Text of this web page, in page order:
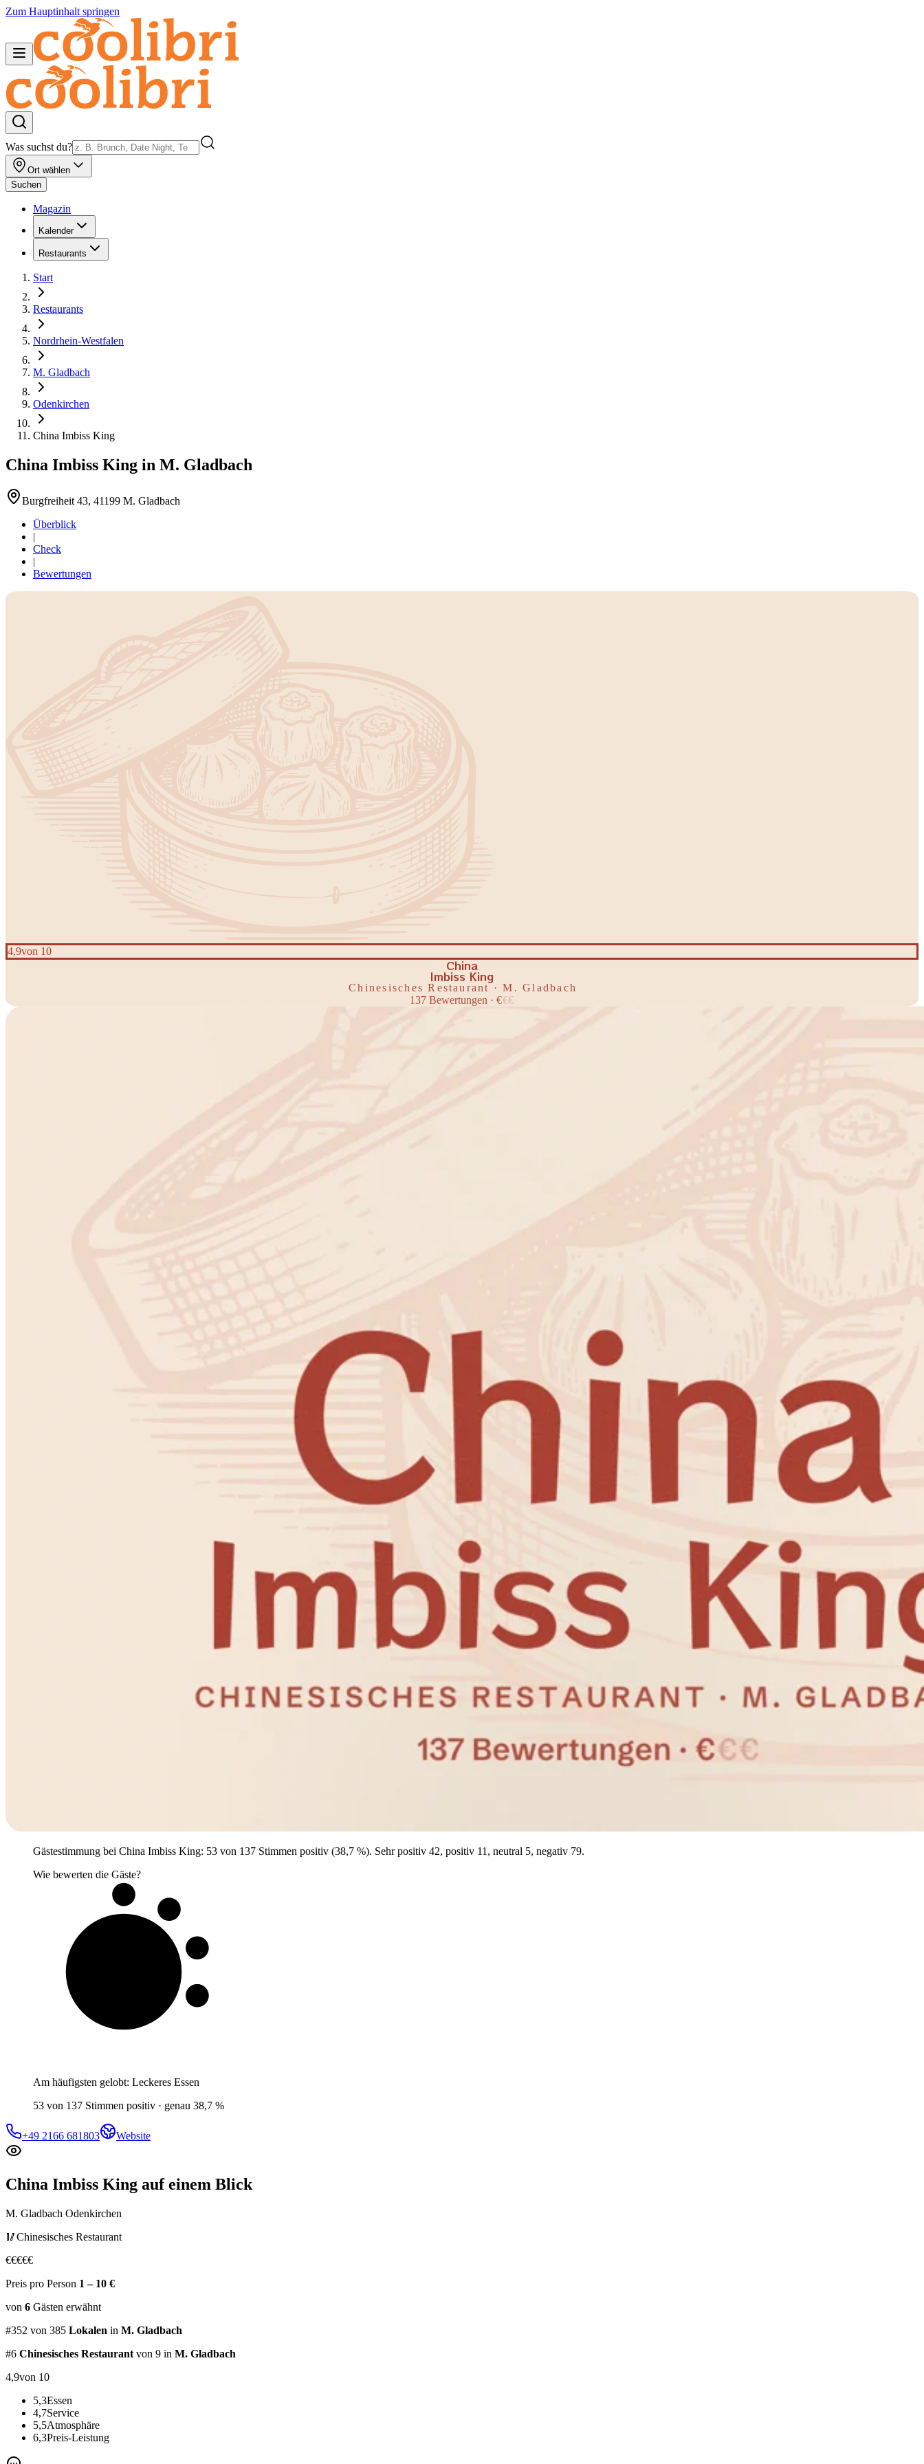
Zum Hauptinhalt springen
Was suchst du?
Ort wählen
Suchen
Magazin
Kalender
Restaurants
Start
Restaurants
Nordrhein-Westfalen
M. Gladbach
Odenkirchen
China Imbiss King
China Imbiss King in M. Gladbach
Burgfreiheit 43, 41199 M. Gladbach
Überblick
|
Check
|
Bewertungen
4,9von 10
China
Imbiss King
Chinesisches Restaurant · M. Gladbach
137 Bewertungen ·€€€
Gästestimmung bei China Imbiss King: 53 von 137 Stimmen positiv (38,7 %). Sehr positiv 42, positiv 11, neutral 5, negativ 79.
Wie bewerten die Gäste?
Am häufigsten gelobt: Leckeres Essen
53 von 137 Stimmen positiv · genau 38,7 %
+49 2166 681803 Website
China Imbiss King auf einem Blick
M. Gladbach Odenkirchen
🥢Chinesisches Restaurant
€€€€€
Preis pro Person 1 – 10 €
von 6 Gästen erwähnt
#352 von 385 Lokalen in M. Gladbach
#6 Chinesisches Restaurant von 9 in M. Gladbach
4,9von 10
5,3Essen
4,7Service
5,5Atmosphäre
6,3Preis-Leistung